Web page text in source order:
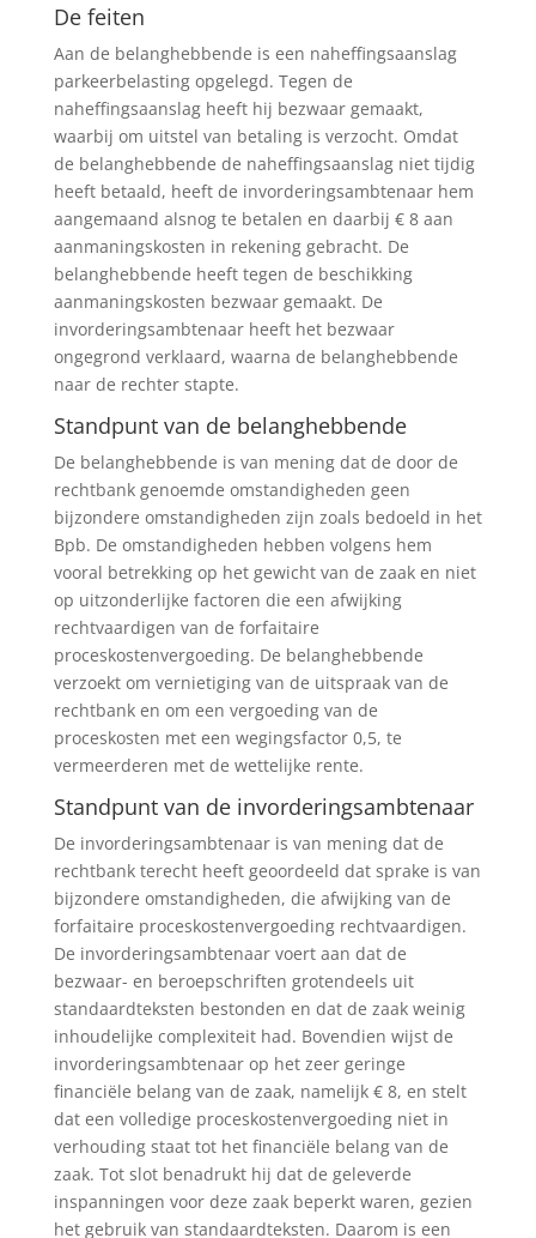
De feiten
Aan de belanghebbende is een naheffingsaanslag
parkeerbelasting opgelegd. Tegen de
naheffingsaanslag heeft hij bezwaar gemaakt,
waarbij om uitstel van betaling is verzocht. Omdat
de belanghebbende de naheffingsaanslag niet tijdig
heeft betaald, heeft de invorderingsambtenaar hem
aangemaand alsnog te betalen en daarbij € 8 aan
aanmaningskosten in rekening gebracht. De
belanghebbende heeft tegen de beschikking
aanmaningskosten bezwaar gemaakt. De
invorderingsambtenaar heeft het bezwaar
ongegrond verklaard, waarna de belanghebbende
naar de rechter stapte.
Standpunt van de belanghebbende
De belanghebbende is van mening dat de door de
rechtbank genoemde omstandigheden geen
bijzondere omstandigheden zijn zoals bedoeld in het
Bpb. De omstandigheden hebben volgens hem
vooral betrekking op het gewicht van de zaak en niet
op uitzonderlijke factoren die een afwijking
rechtvaardigen van de forfaitaire
proceskostenvergoeding. De belanghebbende
verzoekt om vernietiging van de uitspraak van de
rechtbank en om een vergoeding van de
proceskosten met een wegingsfactor 0,5, te
vermeerderen met de wettelijke rente.
Standpunt van de invorderingsambtenaar
De invorderingsambtenaar is van mening dat de
rechtbank terecht heeft geoordeeld dat sprake is van
bijzondere omstandigheden, die afwijking van de
forfaitaire proceskostenvergoeding rechtvaardigen.
De invorderingsambtenaar voert aan dat de
bezwaar- en beroepschriften grotendeels uit
standaardteksten bestonden en dat de zaak weinig
inhoudelijke complexiteit had. Bovendien wijst de
invorderingsambtenaar op het zeer geringe
financiële belang van de zaak, namelijk € 8, en stelt
dat een volledige proceskostenvergoeding niet in
verhouding staat tot het financiële belang van de
zaak. Tot slot benadrukt hij dat de geleverde
inspanningen voor deze zaak beperkt waren, gezien
het gebruik van standaardteksten. Daarom is een